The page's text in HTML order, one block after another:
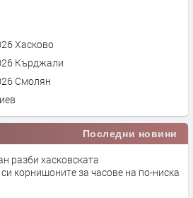
Хасково
Кърджали
Смолян
Последни новини
разби хасковската
корнишоните за часове на по-ниска